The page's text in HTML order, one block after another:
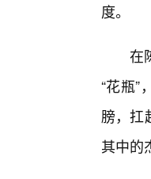
度。
在
“花瓶”
膀，扛
其中的